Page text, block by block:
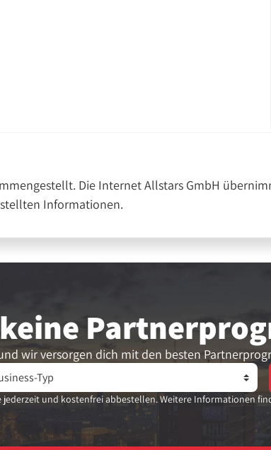
Die Internet Allstars GmbH
Informationen.
wir versorgen dich mit den besten
und kostenfrei abbestellen. Weitere Informationen